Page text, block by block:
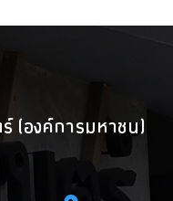
(องค์การมหาชน)